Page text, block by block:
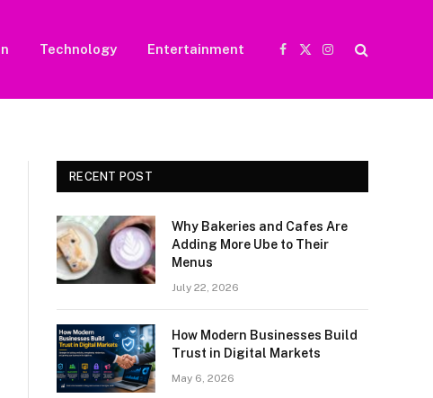
Technology Entertainment
Facebook
X
Instagram
RECENT POST
Why Bakeries and Cafes Are
Adding More Ube to Their
Menus
July 22, 2026
How Modern Businesses Build
Trust in Digital Markets
May 6, 2026